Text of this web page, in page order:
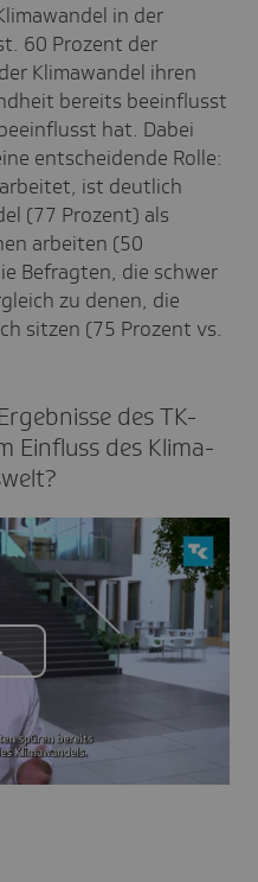
in der
60 Prozent der
Klimawandel ihren
bereits beeinflusst
hat. Dabei
entscheidende Rolle:
ist deutlich
(77 Prozent) als
arbeiten (50
Befragten, die schwer
zu denen, die
sitzen (75 Prozent vs.
des TK-
Einfluss des Klima­